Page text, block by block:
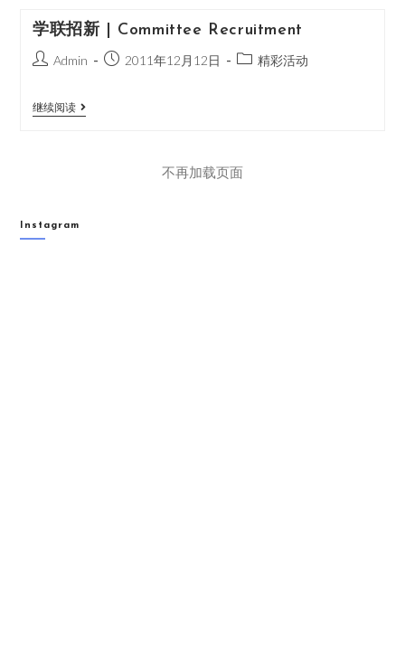
学联招新 | Committee Recruitment
Admin 2011年12月12日 精彩活动
继续阅读
不再加载页面
Instagram